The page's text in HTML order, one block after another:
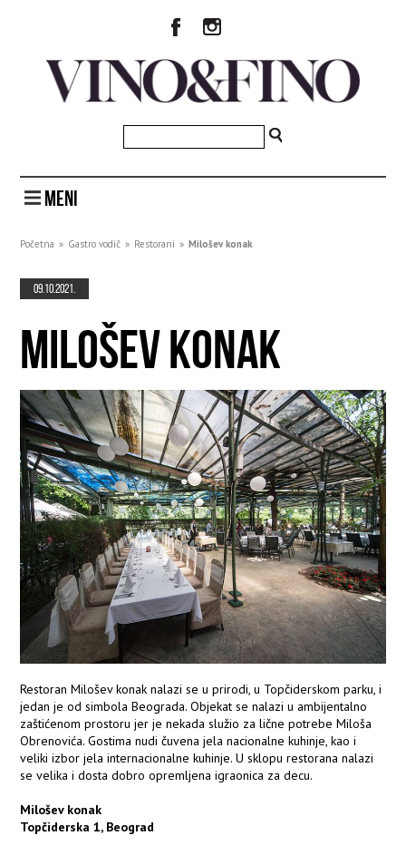
MENI
Početna » Gastro vodič » Restorani » Milošev konak
09.10.2021.
MILOŠEV KONAK
Restoran Milošev konak nalazi se u prirodi, u Topčiderskom parku, i
jedan je od simbola Beograda. Objekat se nalazi u ambijentalno
zaštićenom prostoru jer je nekada služio za lične potrebe Miloša
Obrenovića. Gostima nudi čuvena jela nacionalne kuhinje, kao i
veliki izbor jela internacionalne kuhinje. U sklopu restorana nalazi
se velika i dosta dobro opremljena igraonica za decu.
Milošev konak
Topčiderska 1, Beograd